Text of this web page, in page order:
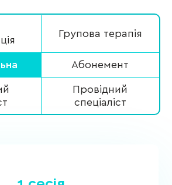
Групова терапія
Абонемент
Провідний
спеціаліст